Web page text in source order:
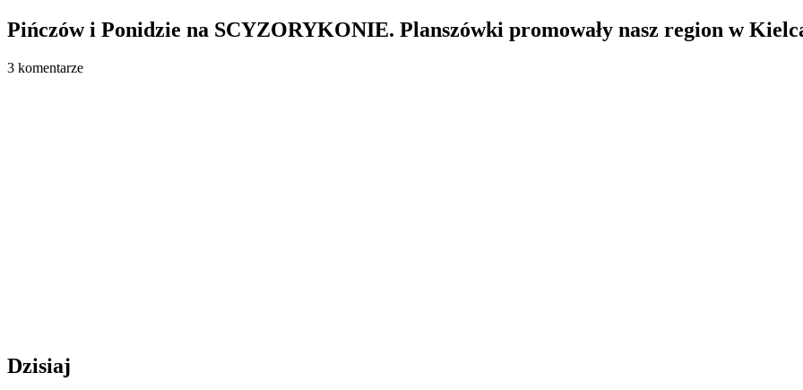
Pińczów i Ponidzie na SCYZORYKONIE. Planszówki promowały nasz region w
3 komentarze
Dzisiaj